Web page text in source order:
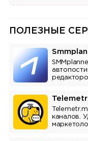
ПОЛЕЗНЫЕ
Telemetr
каналов.